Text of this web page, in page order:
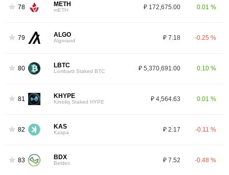
78 METH
mETH ₽ 172,675.00 0.01 %
79 ALGO
Algorand ₽ 7.18 -0.25 %
80 LBTC
Lombard Staked BTC ₽ 5,370,691.00 0.10 %
81 KHYPE
Kinetiq Staked HYPE ₽ 4,564.63 0.01 %
82 KAS
Kaspa ₽ 2.17 -0.11 %
83 BDX
Beldex ₽ 7.52 -0.48 %